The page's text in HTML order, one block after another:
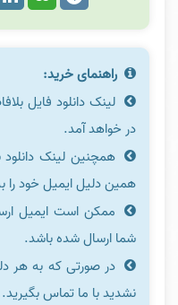
راهنمای خرید:
لینک دانلود فایل
در خواهد آمد.
همچنین لینک
همین دلیل ایمیل خود را
شما ارسال شده باشد.
در صورتی که به هر
نشدید با ما تماس بگیرید.